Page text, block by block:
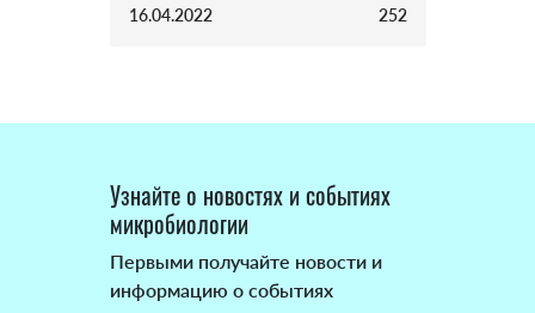
16.04.2022 252
Узнайте о новостях и событиях
микробиологии
Первыми получайте новости и
информацию о событиях